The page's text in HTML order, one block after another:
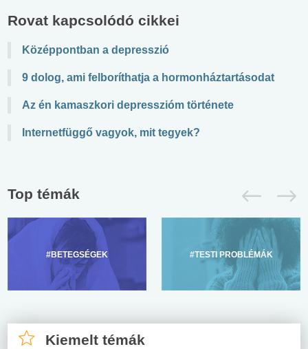
Rovat kapcsolódó cikkei
Középpontban a depresszió
9 dolog, ami felboríthatja a hormonháztartásodat
Az én kamaszkori depresszióm története
Internetfüggő vagyok, mit tegyek?
Top témák
#BETEGSÉGEK #TESTI PROBLÉMÁK
Kiemelt témák